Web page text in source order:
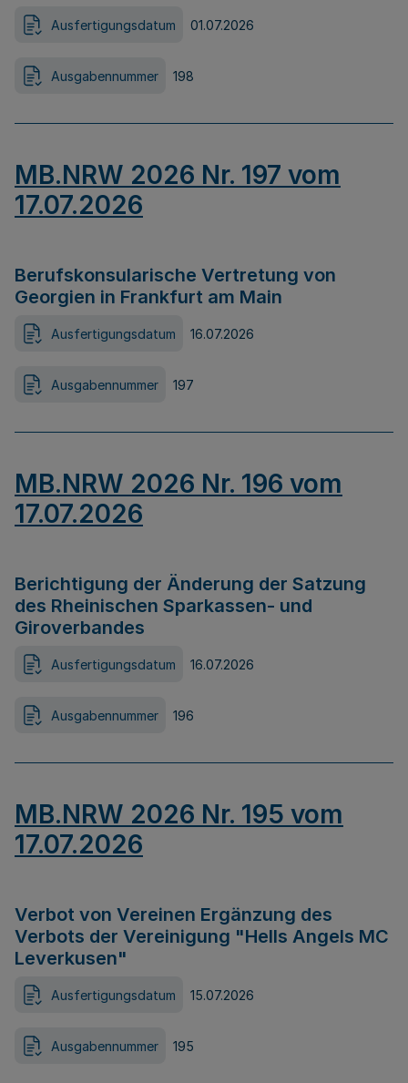
Ausfertigungsdatum 01.07.2026
Ausgabennummer 198
MB.NRW 2026 Nr. 197 vom
17.07.2026
Berufskonsularische Vertretung von
Georgien in Frankfurt am Main
Ausfertigungsdatum 16.07.2026
Ausgabennummer 197
MB.NRW 2026 Nr. 196 vom
17.07.2026
Berichtigung der Änderung der Satzung
des Rheinischen Sparkassen- und
Giroverbandes
Ausfertigungsdatum 16.07.2026
Ausgabennummer 196
MB.NRW 2026 Nr. 195 vom
17.07.2026
Verbot von Vereinen Ergänzung des
Verbots der Vereinigung "Hells Angels MC
Leverkusen"
Ausfertigungsdatum 15.07.2026
Ausgabennummer 195